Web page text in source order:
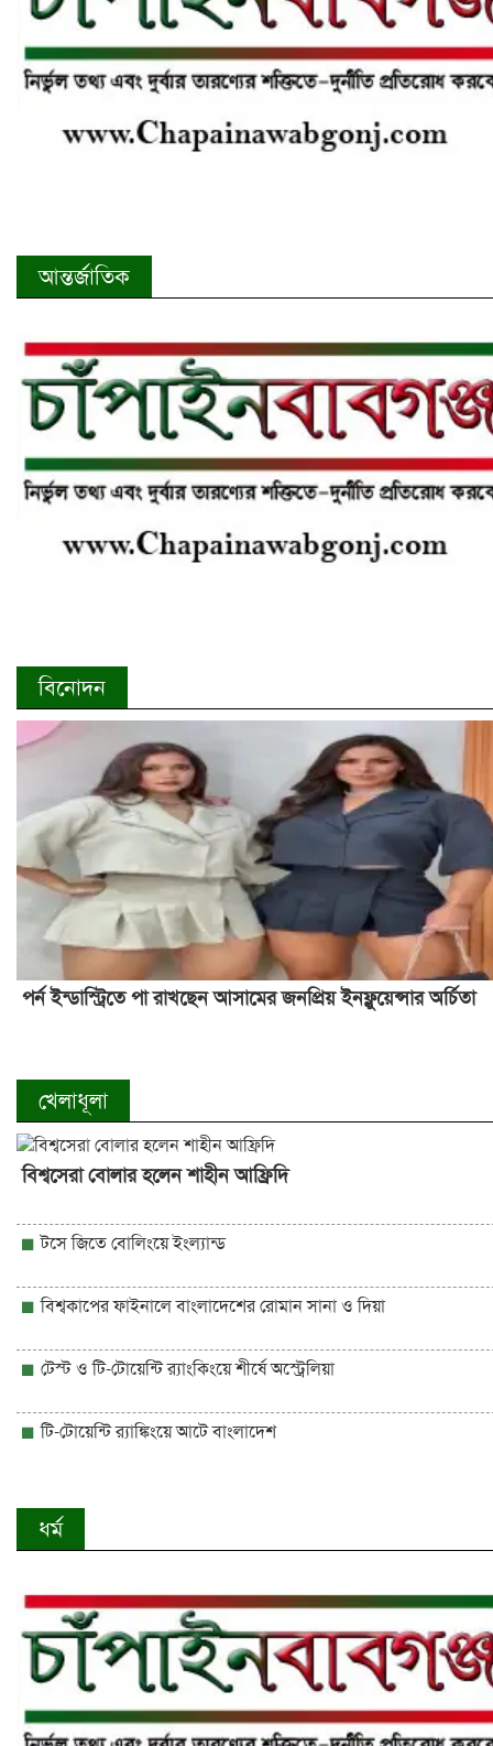
আন্তর্জাতিক
বিনোদন
পর্ন ইন্ডাস্ট্রিতে পা রাখছেন আসামের জনপ্রিয় ইনফ্লুয়েন্সার অর্চিতা
খেলাধূলা
বিশ্বসেরা বোলার হলেন শাহীন আফ্রিদি
টসে জিতে বোলিংয়ে ইংল্যান্ড
বিশ্বকাপের ফাইনালে বাংলাদেশের রোমান সানা ও দিয়া
টেস্ট ও টি-টোয়েন্টি র‍্যাংকিংয়ে শীর্ষে অস্ট্রেলিয়া
টি-টোয়েন্টি র‍্যাঙ্কিংয়ে আটে বাংলাদেশ
ধর্ম